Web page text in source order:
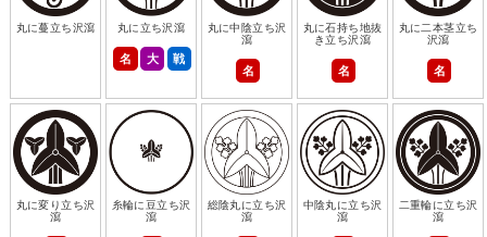
丸に蔓立ち沢瀉 丸に立ち沢瀉
名 大 戦
丸に中陰立ち沢
瀉
名
丸に石持ち地抜
き立ち沢瀉
名
丸に二本茎立ち
沢瀉
名
丸に変り立ち沢
瀉
糸輪に豆立ち沢
瀉
総陰丸に立ち沢
瀉
中陰丸に立ち沢
瀉
二重輪に立ち沢
瀉